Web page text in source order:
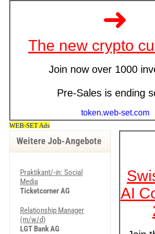
Weitere Job-Angebote
Praktikant/-in: Social
Media
Ticketcorner AG
Relationship Manager
(m/w/d)
LGT Bank AG